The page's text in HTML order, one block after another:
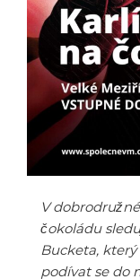
V
čokoládu
Bucketa, který
podívat se do